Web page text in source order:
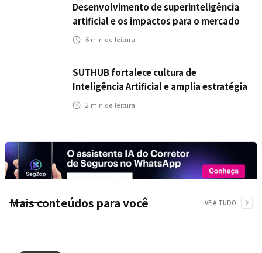
Desenvolvimento de superinteligência
artificial e os impactos para o mercado
de seguros
6 min de leitura
SUTHUB fortalece cultura de
Inteligência Artificial e amplia estratégia
para toda a organização
2 min de leitura
Mais conteúdos para você VEJA TUDO